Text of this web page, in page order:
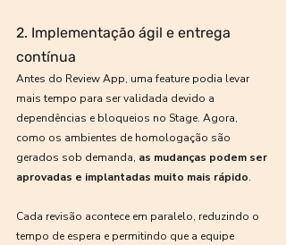
2. Implementação ágil e entrega
contínua
Antes do Review App, uma feature podia levar
mais tempo para ser validada devido a
dependências e bloqueios no Stage. Agora,
como os ambientes de homologação são
gerados sob demanda, as mudanças podem ser
aprovadas e implantadas muito mais rápido.
Cada revisão acontece em paralelo, reduzindo o
tempo de espera e permitindo que a equipe